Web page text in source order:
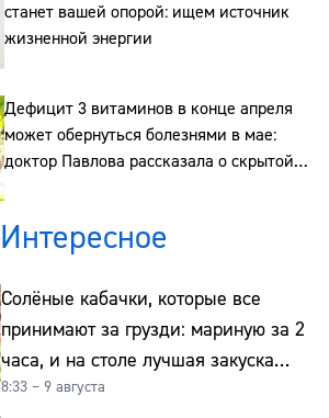
станет вашей опорой: ищем источник
жизненной энергии
Дефицит 3 витаминов в конце апреля
может обернуться болезнями в мае:
доктор Павлова рассказала о скрытой
угрозе
Интересное
Солёные кабачки, которые все
принимают за грузди: мариную за 2
часа, и на столе лучшая закуска
к картошке
8:33 – 9 августа